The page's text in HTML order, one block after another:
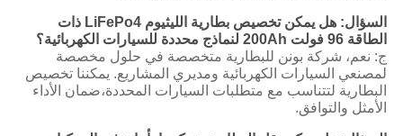
السؤال: هل يمكن تخصيص بطارية الليثيوم LiFePo4 ذات
الطاقة 96 فولت 200Ah لنماذج محددة للسيارات الكهربائية؟
ج: نعم، شركة بونن للبطارية متخصصة في حلول مخصصة
لمصنعي السيارات الكهربائية ومديري المشاريع. يمكننا تخصيص
البطارية لتتناسب مع متطلبات السيارات المحددة،ضمان الأداء
الأمثل والتوافق.